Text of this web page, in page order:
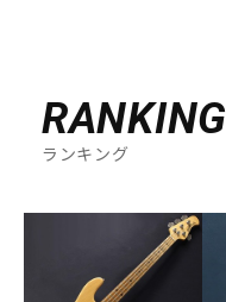
RANKING
ランキング